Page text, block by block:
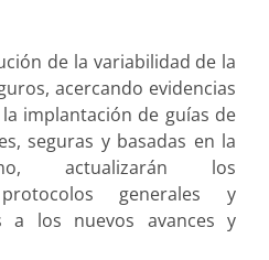
de la variabilidad de la
acercando evidencias
implantación de guías de
seguras y basadas en la
actualizarán los
generales y
a los nuevos avances y